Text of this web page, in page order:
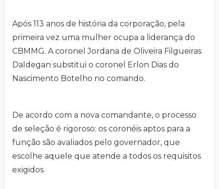
Após 113 anos de história da corporação, pela
primeira vez uma mulher ocupa a liderança do
CBMMG. A coronel Jordana de Oliveira Filgueiras
Daldegan substitui o coronel Erlon Dias do
Nascimento Botelho no comando.
De acordo com a nova comandante, o processo
de seleção é rigoroso: os coronéis aptos para a
função são avaliados pelo governador, que
escolhe aquele que atende a todos os requisitos
exigidos.